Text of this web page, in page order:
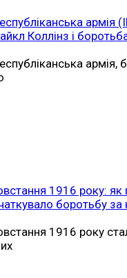
армія
Коллінз і
армія,
1916 року: як
боротьбу за
1916 року